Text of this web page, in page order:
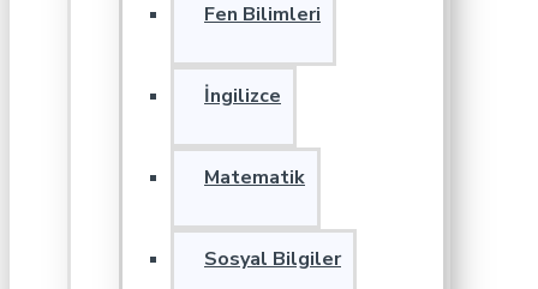
Fen Bilimleri
İngilizce
Matematik
Sosyal Bilgiler